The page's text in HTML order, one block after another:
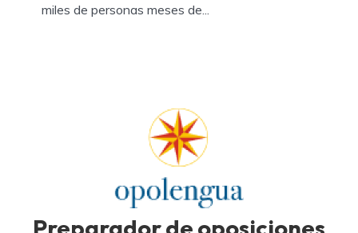
miles de personas meses de...